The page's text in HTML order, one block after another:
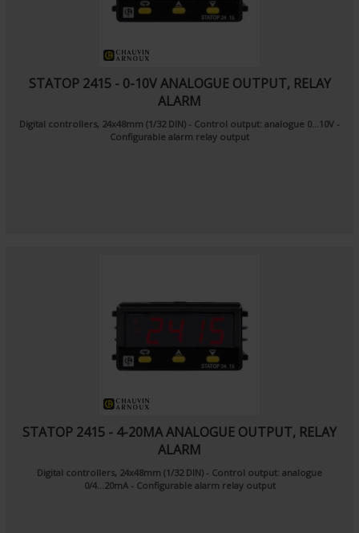
STATOP 2415 - 0-10V ANALOGUE OUTPUT, RELAY
ALARM
Digital controllers, 24x48mm (1/32 DIN) - Control output: analogue 0...10V -
Configurable alarm relay output
STATOP 2415 - 4-20MA ANALOGUE OUTPUT, RELAY
ALARM
Digital controllers, 24x48mm (1/32 DIN) - Control output: analogue
0/4...20mA - Configurable alarm relay output